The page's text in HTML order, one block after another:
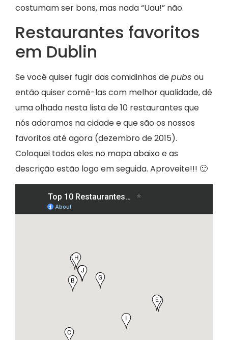
costumam ser bons, mas nada “Uau!” não.
Restaurantes favoritos
em Dublin
Se você quiser fugir das comidinhas depubs ou
então quiser comê-las com melhor qualidade, dê
uma olhada nesta lista de 10 restaurantes que
nós adoramos na cidade e que são os nossos
favoritos até agora (dezembro de 2015).
Coloquei todos eles no mapa abaixo e as
descrição estão logo em seguida. Aproveite!!! 🙂